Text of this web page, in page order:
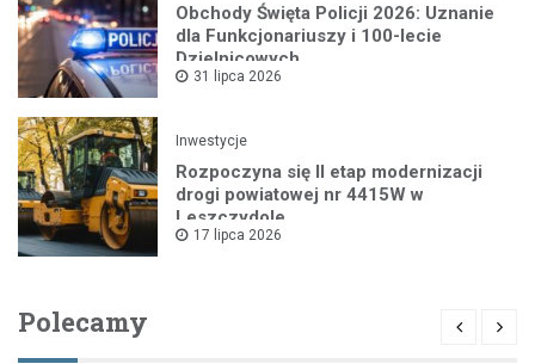
Obchody Święta Policji 2026: Uznanie
dla Funkcjonariuszy i 100-lecie
Dzielnicowych
31 lipca 2026
Inwestycje
Rozpoczyna się II etap modernizacji
drogi powiatowej nr 4415W w
Leszczydole
17 lipca 2026
Polecamy